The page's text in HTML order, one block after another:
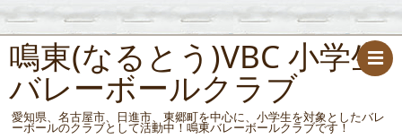
鳴東(なるとう)VBC 小学生
バレーボールクラブ
愛知県、名古屋市、日進市、東郷町を中心に、小学生を対象としたバレ
ーボールのクラブとして活動中！鳴東バレーボールクラブです！